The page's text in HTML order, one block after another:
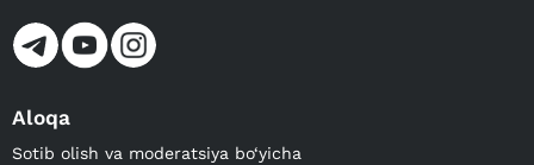
Aloqa
Sotib olish va moderatsiya bo‘yicha